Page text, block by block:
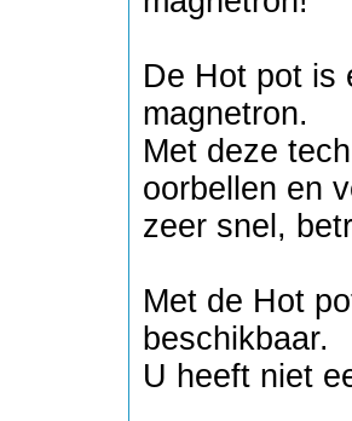
De Hot pot is
magnetron.
Met deze
oorbellen en
zeer snel,
Met de Hot
beschikbaar.
U heeft niet